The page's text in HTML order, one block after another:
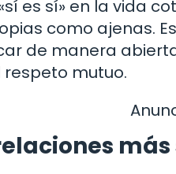
es sí» en la vida
como ajenas.
de manera
mutuo.